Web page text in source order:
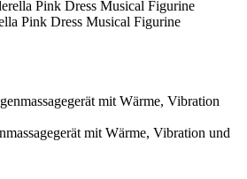
Pink Dress Musical Figurine
mit Wärme, Vibration und